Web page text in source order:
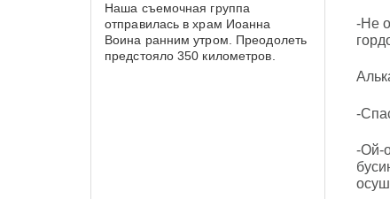
Наша съемочная группа
отправилась в храм Иоанна
Воина ранним утром. Преодолеть
предстояло 350 километров.
-Не
-
-Ой-